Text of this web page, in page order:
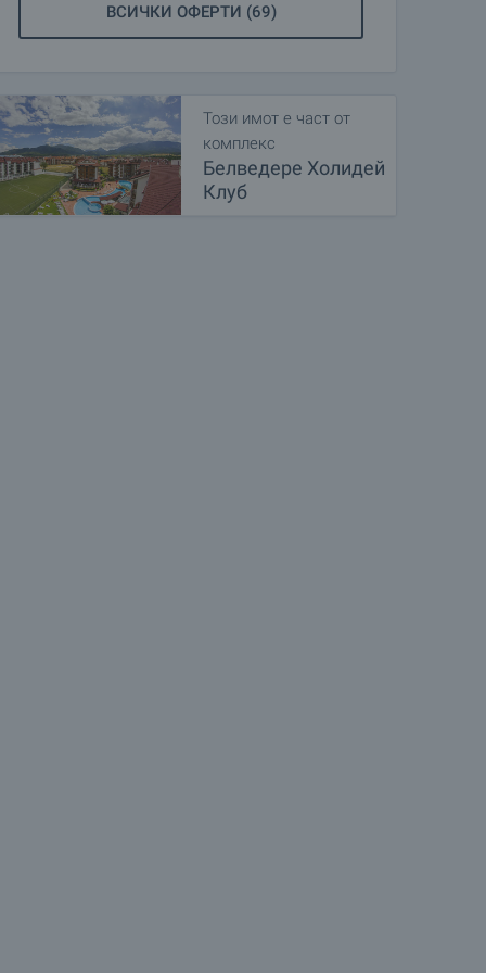
ВСИЧКИ ОФЕРТИ (69)
Този имот е част от
комплекс
Белведере Холидей
Клуб